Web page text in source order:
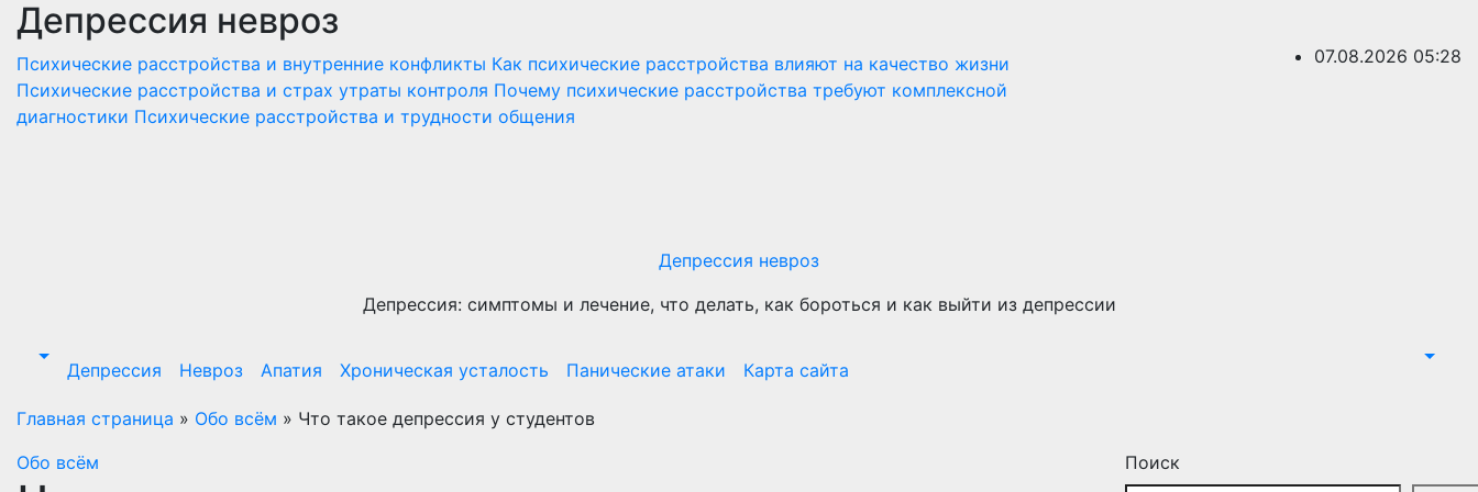
Перейти
содержимому
Депрессия невроз
Психические расстройства и внутренние конфликты Как психические расстройства влияют на качество жизни
Психические расстройства и страх утраты контроля Почему психические расстройства требуют комплексной
диагностики Психические расстройства и трудности общения
07.08.2026 05:28
Депрессия невроз
Депрессия: симптомы и лечение, что делать, как бороться и как выйти из депрессии
Депрессия Невроз Апатия Хроническая усталость Панические атаки Карта сайта
Главная страница » Обо всём » Что такое депрессия у студентов
Обо всём
Поиск